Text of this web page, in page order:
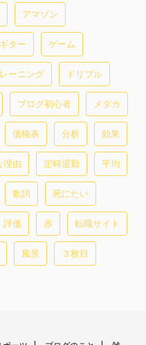
アマゾン
ギター ゲーム
レーニング ドリブル
ブログ初心者 メダカ
価格表 分析 効果
理由 定時退勤 平均
歌詞 死にたい
評価 赤 転職サイト
風景 ３枚目